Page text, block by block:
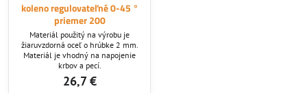
koleno regulovateľné 0-45 °
priemer 200
Materiál použitý na výrobu je
žiaruvzdorná oceľ o hrúbke 2 mm.
Materiál je vhodný na napojenie
krbov a pecí.
26,7 €